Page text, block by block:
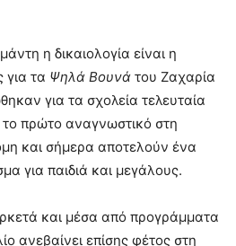
η δικαιολογία είναι η
για τα Ψηλά Βουνά του Ζαχαρία
για τα σχολεία τελευταία
πρώτο αναγνωστικό στη
και σήμερα αποτελούν ένα
για παιδιά και μεγάλους.
και μέσα από προγράμματα
ανεβαίνει επίσης φέτος στη